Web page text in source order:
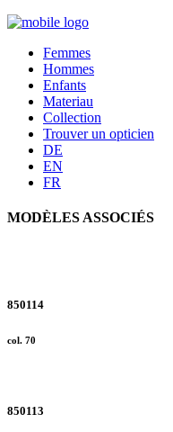
Femmes
Hommes
Enfants
Materiau
Collection
Trouver un opticien
DE
EN
FR
MODÈLES ASSOCIÉS
850114
col. 70
850113